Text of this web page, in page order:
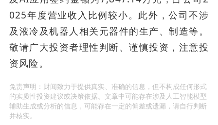
025年度营业收入比例较小。此外，公司不涉
及液冷及机器人相关元器件的生产、制造等。
敬请广大投资者理性判断、谨慎投资，注意投
资风险。
免责声明：财闻致力于提供真实、准确的信息，但不构成任何形式
的实质性投资建议或决策依据。文章中可能存在涉及人工智能模型
辅助生成或分析的信息，可能存在一定的偏差或遗漏，请自行判断
并核实。